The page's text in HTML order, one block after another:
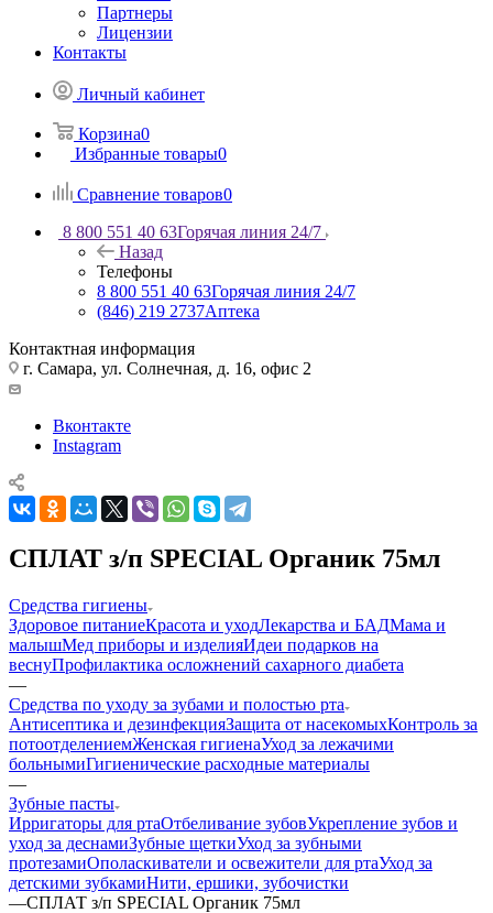
Партнеры
Лицензии
Контакты
Личный кабинет
Корзина0
Избранные товары0
Сравнение товаров0
8 800 551 40 63Горячая линия 24/7
Назад
Телефоны
8 800 551 40 63Горячая линия 24/7
(846) 219 2737Аптека
Контактная информация
г. Самара, ул. Солнечная, д. 16, офис 2
Вконтакте
Instagram
СПЛАТ з/п SPECIAL Органик 75мл
Средства гигиены
Здоровое питаниеКрасота и уходЛекарства и БАДМама и
малышМед приборы и изделияИдеи подарков на
веснуПрофилактика осложнений сахарного диабета
—
Средства по уходу за зубами и полостью рта
Антисептика и дезинфекцияЗащита от насекомыхКонтроль за
потоотделениемЖенская гигиенаУход за лежачими
больнымиГигиенические расходные материалы
—
Зубные пасты
Ирригаторы для ртаОтбеливание зубовУкрепление зубов и
уход за деснамиЗубные щеткиУход за зубными
протезамиОполаскиватели и освежители для ртаУход за
детскими зубкамиНити, ершики, зубочистки
—СПЛАТ з/п SPECIAL Органик 75мл